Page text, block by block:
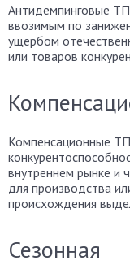
Антидемпинговые
ввозимым по
ущербом
или товаров
Компенсационные
внутреннем рынке и
для производства
происхождения
Сезонная